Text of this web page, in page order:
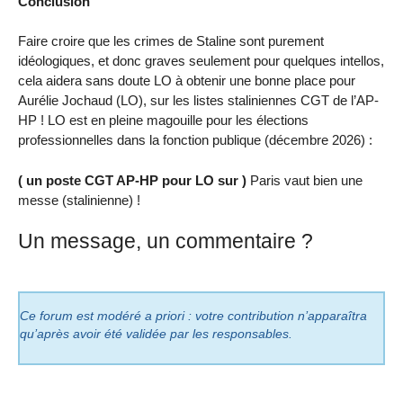
Faire croire que les crimes de Staline sont purement
idéologiques, et donc graves seulement pour quelques intellos,
cela aidera sans doute LO à obtenir une bonne place pour
Aurélie Jochaud (LO), sur les listes staliniennes CGT de l’AP-
HP ! LO est en pleine magouille pour les élections
professionnelles dans la fonction publique (décembre 2026) :
( un poste CGT AP-HP pour LO sur ) Paris vaut bien une
messe (stalinienne) !
Un message, un commentaire ?
Ce forum est modéré a priori : votre contribution n’apparaîtra
qu’après avoir été validée par les responsables.